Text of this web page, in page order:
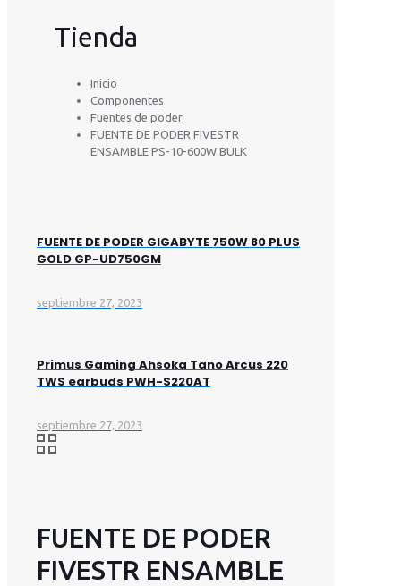
Tienda
Inicio
Componentes
Fuentes de poder
FUENTE DE PODER FIVESTR
ENSAMBLE PS-10-600W BULK
FUENTE DE PODER GIGABYTE 750W 80 PLUS
GOLD GP-UD750GM
septiembre 27, 2023
Primus Gaming Ahsoka Tano Arcus 220
TWS earbuds PWH-S220AT
septiembre 27, 2023
FUENTE DE PODER
FIVESTR ENSAMBLE